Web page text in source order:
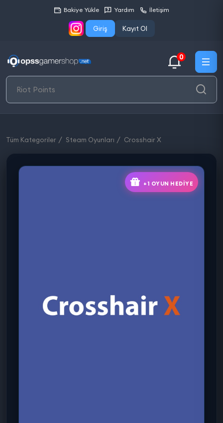
Bakiye Yükle Yardım İletişim
Giriş Kayıt Ol
0
Tüm Kategoriler Steam Oyunları Crosshair X
+1 OYUN HEDIYE